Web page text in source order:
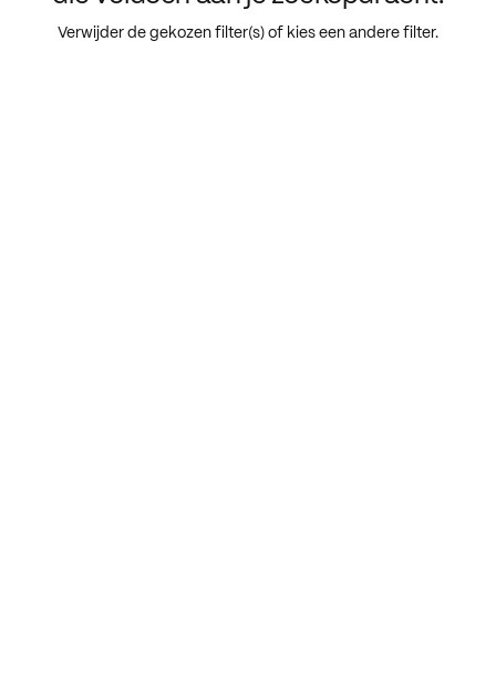
Verwijder de gekozen filter(s) of kies een andere filter.